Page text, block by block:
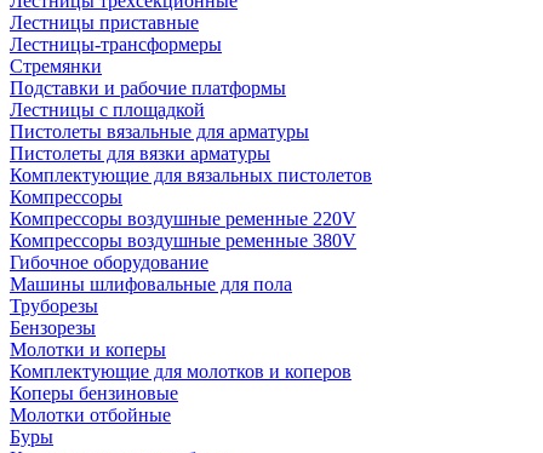
Лестницы приставные
Лестницы-трансформеры
Стремянки
Подставки и рабочие платформы
Лестницы с площадкой
Пистолеты вязальные для арматуры
Пистолеты для вязки арматуры
Комплектующие для вязальных пистолетов
Компрессоры
Компрессоры воздушные ременные 220V
Компрессоры воздушные ременные 380V
Гибочное оборудование
Машины шлифовальные для пола
Труборезы
Бензорезы
Молотки и коперы
Комплектующие для молотков и коперов
Коперы бензиновые
Молотки отбойные
Буры